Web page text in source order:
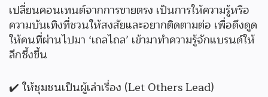
เปลี่ยนคอนเทนต์จากการขายตรง เป็นการให้ความรู้หรือ
ความบันเทิงที่ชวนให้สงสัยและอยากติดตามต่อ เพื่อดึงดูด
ให้คนที่ผ่านไปมา ‘เถลไถล’ เข้ามาทำความรู้จักแบรนด์ให้
ลึกซึ้งขึ้น
✔️ ให้ชุมชนเป็นผู้เล่าเรื่อง (Let Others Lead)